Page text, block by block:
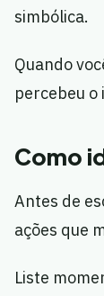
simbólica.
Quando
percebeu o
Como
Antes de
ações que
Liste